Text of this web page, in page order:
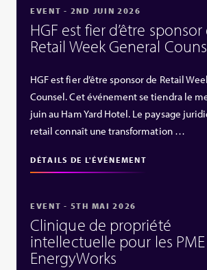
EVENT - 2ND JUIN 2026
HGF est fier d’être sponsor
Retail Week General
HGF est fier d’être sponsor de Retail
Counsel. Cet événement se tiendra le
juin au Ham Yard Hotel. Le paysage
retail connaît une transformation …
DÉTAILS DE L'ÉVÉNEMENT
EVENT - 5TH MAI 2026
Clinique de propriété
intellectuelle pour les PME
EnergyWorks